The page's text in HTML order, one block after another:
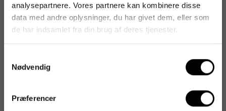
analysepartnere. Vores partnere kan kombinere disse
data med andre oplysninger, du har givet dem, eller som
de har indsamlet fra din brug af deres tjenester.
Nødvendig
Præferencer
Originalnummer: PTK870K0B
EAN: 4949268623636